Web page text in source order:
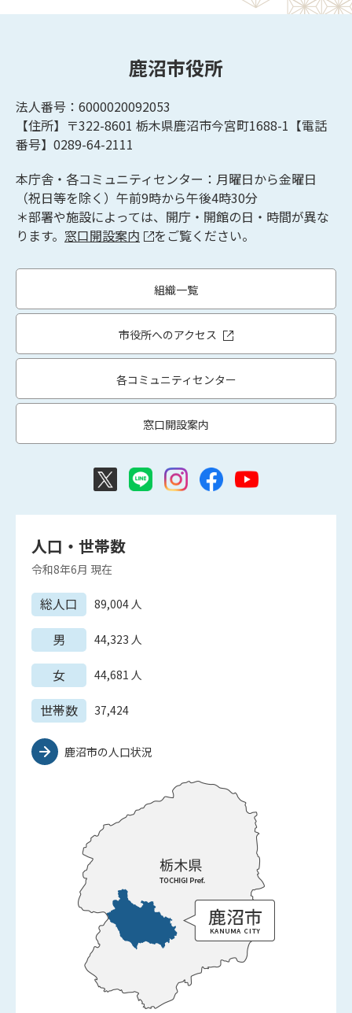
鹿沼市役所
法人番号：6000020092053
【住所】〒322-8601 栃木県鹿沼市今宮町1688-1【電話
番号】0289-64-2111
本庁舎・各コミュニティセンター：月曜日から金曜日
（祝日等を除く）午前9時から午後4時30分
＊部署や施設によっては、開庁・開館の日・時間が異な
ります。 窓口開設案内 をご覧ください。
組織一覧
市役所へのアクセス
各コミュニティセンター
窓口開設案内
人口・世帯数
令和8年6月 現在
総人口 89,004人
男 44,323 人
女 44,681 人
世帯数 37,424
鹿沼市の人口状況